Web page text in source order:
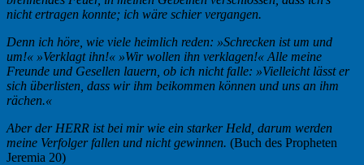
nicht ertragen konnte; ich wäre schier vergangen.
Denn ich höre, wie viele heimlich reden: »Schrecken ist um und
um!« »Verklagt ihn!« »Wir wollen ihn verklagen!« Alle meine
Freunde und Gesellen lauern, ob ich nicht falle: »Vielleicht lässt er
sich überlisten, dass wir ihm beikommen können und uns an ihm
rächen.«
Aber der HERR ist bei mir wie ein starker Held, darum werden
meine Verfolger fallen und nicht gewinnen. (Buch des Propheten
Jeremia 20)